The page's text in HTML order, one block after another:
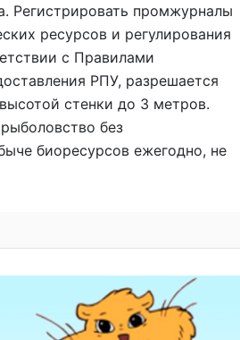
Регистрировать промжурналы
ресурсов и регулирования
с Правилами
РПУ, разрешается
стенки до 3 метров.
без
биоресурсов ежегодно, не